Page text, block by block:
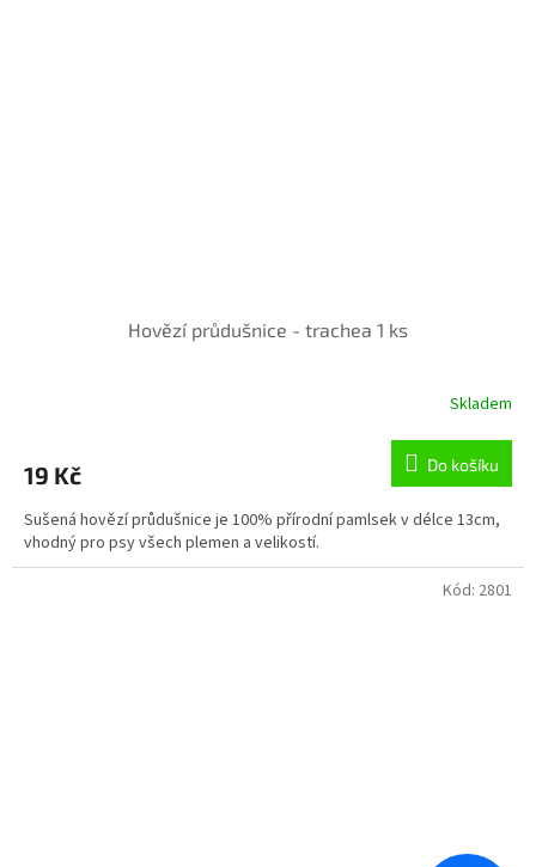
Hovězí průdušnice - trachea 1 ks
Skladem
19 Kč Do košíku
Sušená hovězí průdušnice je 100% přírodní pamlsek v délce 13cm,
vhodný pro psy všech plemen a velikostí.
Kód: 2801